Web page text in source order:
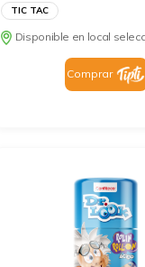
TIC TAC
Disponible en local
Comprar